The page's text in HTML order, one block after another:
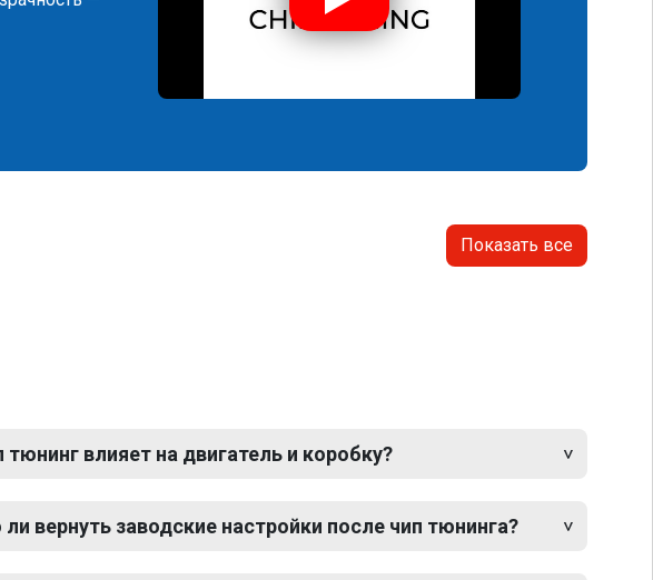
Показать все
тюнинг влияет на двигатель и коробку?
вернуть заводские настройки после чип тюнинга?